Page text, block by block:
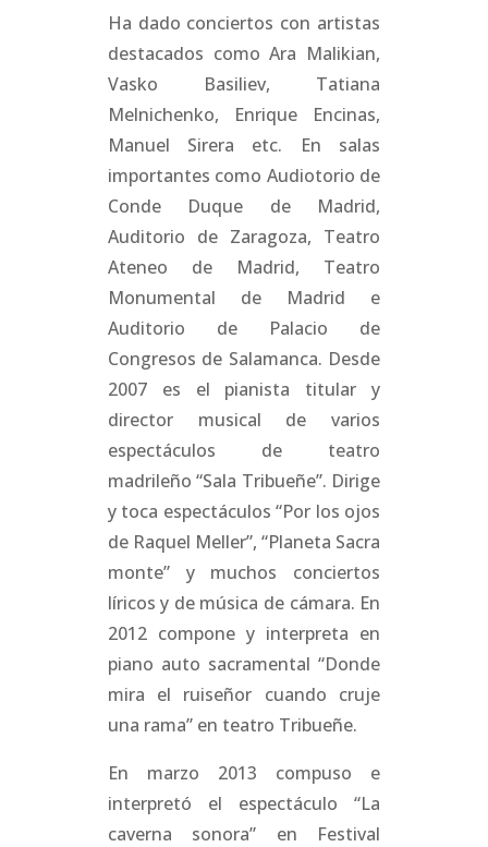
Ha dado conciertos con artistas
destacados como Ara Malikian,
Vasko Basiliev, Tatiana
Melnichenko, Enrique Encinas,
Manuel Sirera etc. En salas
importantes como Audiotorio de
Conde Duque de Madrid,
Auditorio de Zaragoza, Teatro
Ateneo de Madrid, Teatro
Monumental de Madrid e
Auditorio de Palacio de
Congresos de Salamanca. Desde
2007 es el pianista titular y
director musical de varios
espectáculos de teatro
madrileño “Sala Tribueñe”. Dirige
y toca espectáculos “Por los ojos
de Raquel Meller”, “Planeta Sacra
monte” y muchos conciertos
líricos y de música de cámara. En
2012 compone y interpreta en
piano auto sacramental “Donde
mira el ruiseñor cuando cruje
una rama” en teatro Tribueñe.
En marzo 2013 compuso e
interpretó el espectáculo “La
caverna sonora” en Festival